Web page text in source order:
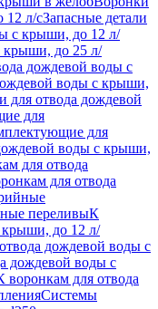
12 л/сЗапасные детали
с крыши, до 12 л/
крыши, до 25 л/
дождевой воды с
воды с крыши,
для отвода дождевой
для
для
воды с крыши,
для отвода
для отвода
переливыК
крыши, до 12 л/
дождевой воды с
дождевой воды с
воронкам для отвода
Системы